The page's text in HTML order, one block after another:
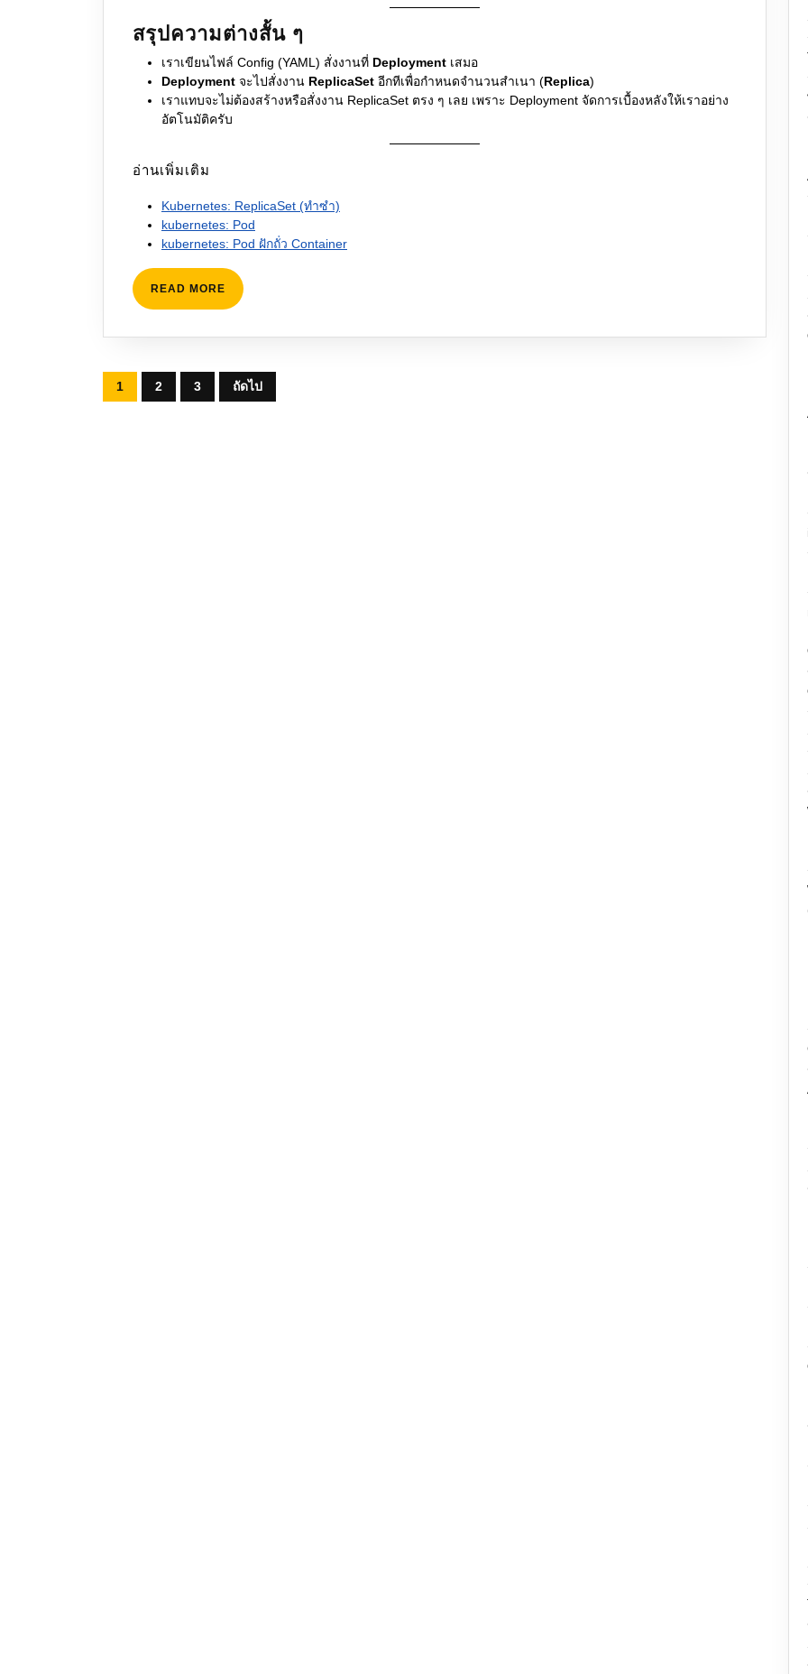
สรุปความต่างสั้น ๆ
เราเขียนไฟล์ Config (YAML) สั่งงานที่ Deployment เสมอ
Deployment จะไปสั่งงาน ReplicaSet อีกทีเพื่อกำหนดจำนวนสำเนา (Replica)
เราแทบจะไม่ต้องสร้างหรือสั่งงาน ReplicaSet ตรง ๆ เลย เพราะ Deployment จัดการเบื้องหลังให้เราอย่าง
อัตโนมัติครับ
อ่านเพิ่มเติม
Kubernetes: ReplicaSet (ทำซำ)
kubernetes: Pod
kubernetes: Pod ฝักถั่ว Container
READ MORE READ
MORE
Posts
1 2 3 ถัดไป